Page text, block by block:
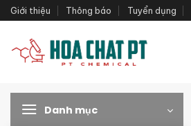
Bỏ
qua
dung
Giới thiệu Thông báo Tuyển dụng
Danh mục